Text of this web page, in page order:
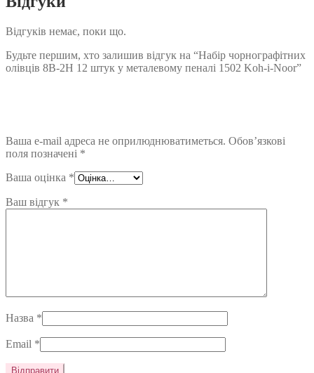
Відгуків немає, поки що.
Будьте першим, хто залишив відгук на “Набір чорнографітних
олівців 8B-2H 12 штук у металевому пеналі 1502 Koh-i-Noor”
Ваша e-mail адреса не оприлюднюватиметься. Обов’язкові
поля позначені *
Ваша оцінка *
Ваш відгук *
Назва *
Email *